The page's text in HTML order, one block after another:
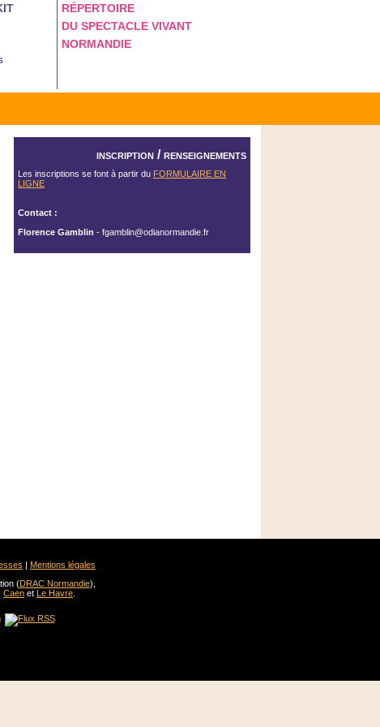
RÉPERTOIRE
DU SPECTACLE VIVANT
NORMANDIE
inscription / renseignements
Les inscriptions se font à partir du FORMULAIRE EN
LIGNE
Contact :
Florence Gamblin - fgamblin@odianormandie.fr
| Mentions légales
(DRAC Normandie),
Caen et Le Havre